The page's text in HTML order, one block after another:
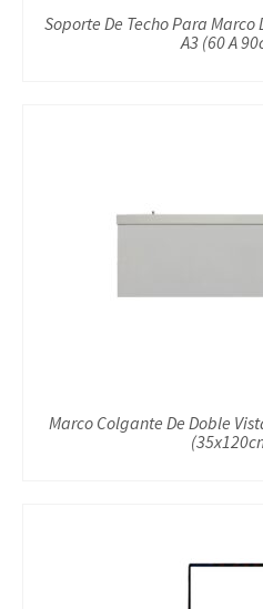
Soporte De Techo Para Marco
A3 (60 A
Marco Colgante De Doble